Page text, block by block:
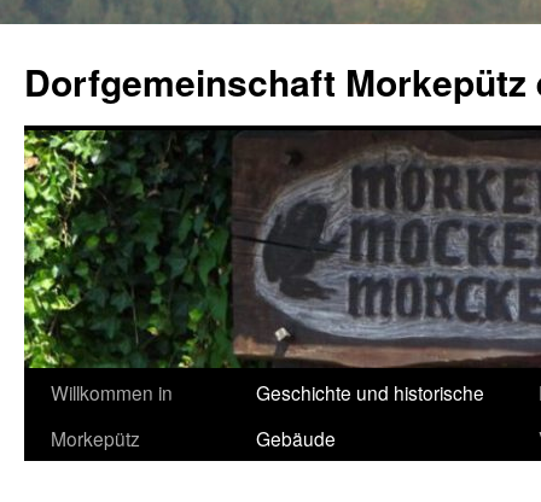
springen
Dorfgemeinschaft Morkepütz
Willkommen in
Morkepütz
Geschichte und historische
Gebäude